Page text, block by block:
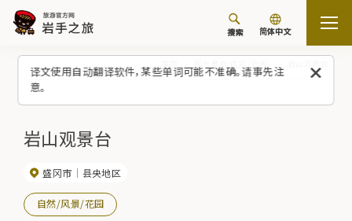
译文使用自动翻译软件，某些单词可能不准确。请事先注
意。
搜索 简体中文
岩山观景台
盛冈市 县央地区
自然/风景/花园